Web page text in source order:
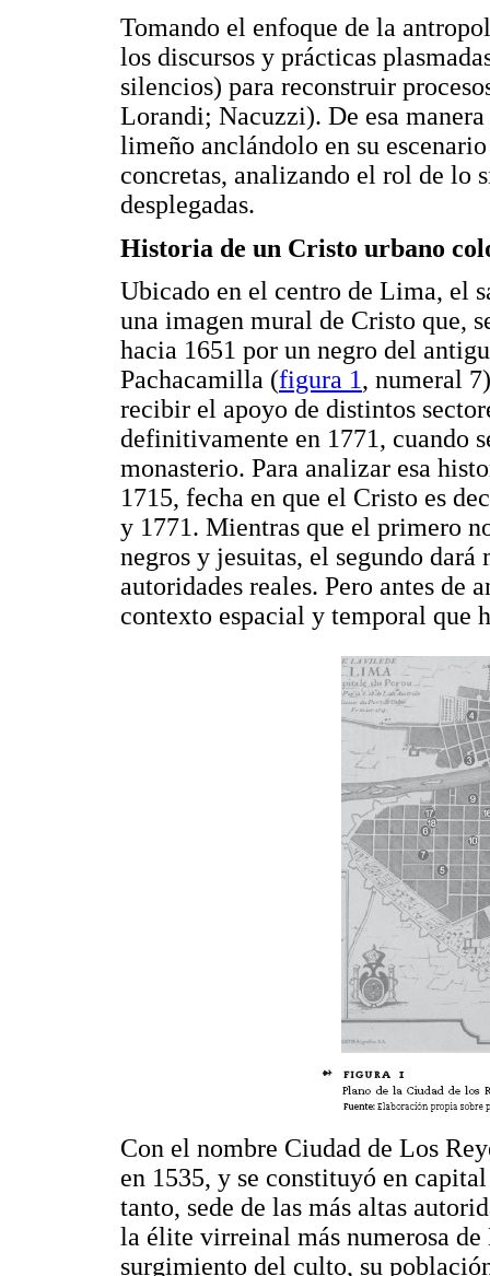
Tomando el enfoque de la
los discursos y prácticas
silencios) para reconstruir
Lorandi; Nacuzzi). De esa
limeño anclándolo en su
concretas, analizando el rol de lo
desplegadas.
Historia de un Cristo urbano
Ubicado en el centro de Lima, el
una imagen mural de Cristo que,
hacia 1651 por un negro del
Pachacamilla (figura 1, numeral
recibir el apoyo de distintos
definitivamente en 1771, cuando
monasterio. Para analizar esa
1715, fecha en que el Cristo es
y 1771. Mientras que el primero
negros y jesuitas, el segundo
autoridades reales. Pero antes de
contexto espacial y temporal que
Con el nombre Ciudad de Los
en 1535, y se constituyó en
tanto, sede de las más altas
la élite virreinal más numerosa de
surgimiento del culto, su